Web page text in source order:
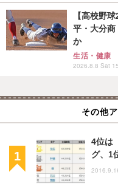
【高校野
平・大分
か
生活・健康
2026.8.8 Sat
その他
4位は
グ、1